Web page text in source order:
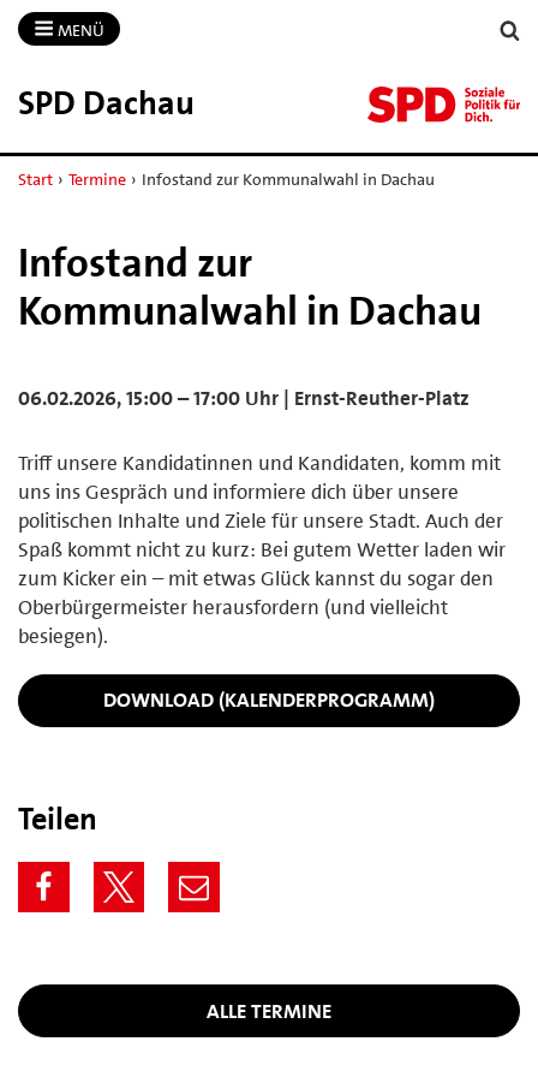
MENÜ
SPD Dachau
Start › Termine › Infostand zur Kommunalwahl in Dachau
Infostand zur
Kommunalwahl in Dachau
06.02.2026, 15:00 – 17:00 Uhr | Ernst-Reuther-Platz
Triff unsere Kandidatinnen und Kandidaten, komm mit
uns ins Gespräch und informiere dich über unsere
politischen Inhalte und Ziele für unsere Stadt. Auch der
Spaß kommt nicht zu kurz: Bei gutem Wetter laden wir
zum Kicker ein – mit etwas Glück kannst du sogar den
Oberbürgermeister herausfordern (und vielleicht
besiegen).
DOWNLOAD (KALENDERPROGRAMM)
Teilen
ALLE TERMINE